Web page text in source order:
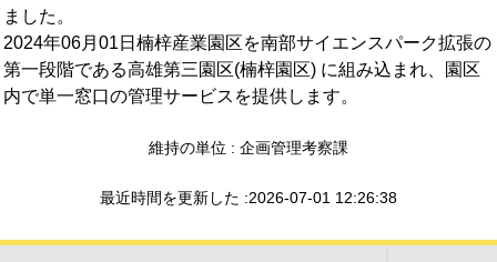
ました。
2024年06月01日楠梓産業園区を南部サイエンスパーク拡張の
第一段階である高雄第三園区(楠梓園区) に組み込まれ、園区
内で単一窓口の管理サービスを提供します。
維持の単位 : 企画管理考察課
最近時間を更新した :2026-07-01 12:26:38